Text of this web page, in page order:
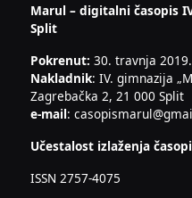
Marul – digitalni časopis
Split
Pokrenut: 30. travnja
Nakladnik: IV. gimnazija
Zagrebačka 2, 21 000 Split
e-mail:
Učestalost izlaženja
ISSN 2757-4075